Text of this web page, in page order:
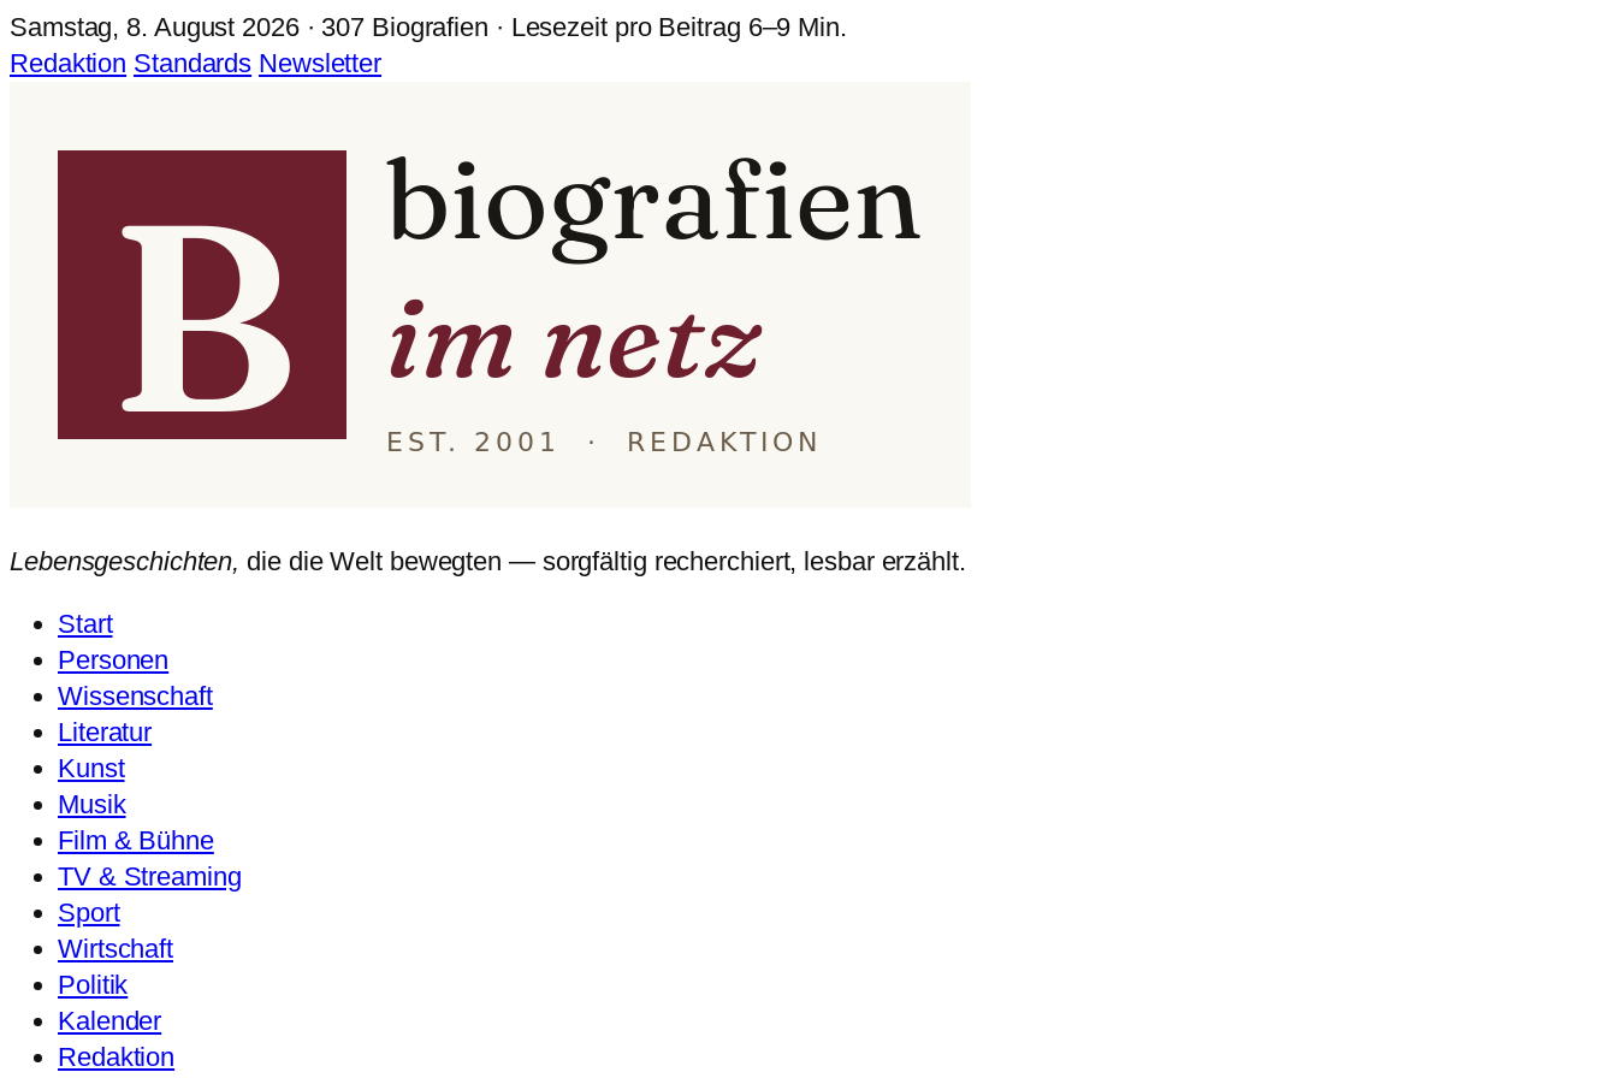
Samstag, 8. August 2026 · 307 Biografien · Lesezeit pro Beitrag 6–9 Min.
Redaktion Standards Newsletter
Lebensgeschichten, die die Welt bewegten — sorgfältig recherchiert, lesbar erzählt.
Start
Personen
Wissenschaft
Literatur
Kunst
Musik
Film & Bühne
TV & Streaming
Sport
Wirtschaft
Politik
Kalender
Redaktion